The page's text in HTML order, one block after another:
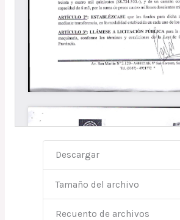
Descargar
Tamaño del archivo
Recuento de archivos